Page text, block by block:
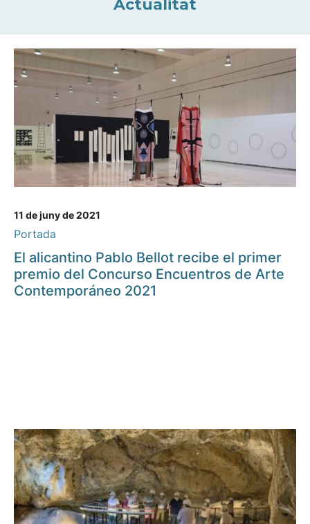
Actualitat
11 de juny de 2021
Portada
El alicantino Pablo Bellot recibe el primer
premio del Concurso Encuentros de Arte
Contemporáneo 2021